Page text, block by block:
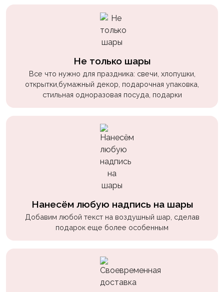
Не только шары
Все что нужно для праздника: свечи, хлопушки,
открытки,бумажный декор, подарочная упаковка,
стильная одноразовая посуда, подарки
Нанесём любую надпись на шары
Добавим любой текст на воздушный шар, сделав
подарок еще более особенным